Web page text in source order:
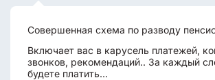
Совершенная схема по разводу
Включает вас в карусель платежей,
звонков, рекомендаций.. За каждый
будете платить...